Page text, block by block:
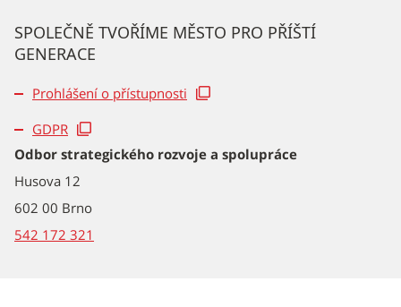
SPOLEČNĚ TVOŘÍME MĚSTO PRO PŘÍŠTÍ
GENERACE
Prohlášení o přístupnosti
GDPR
Odbor strategického rozvoje a spolupráce
Husova 12
602 00 Brno
542 172 321